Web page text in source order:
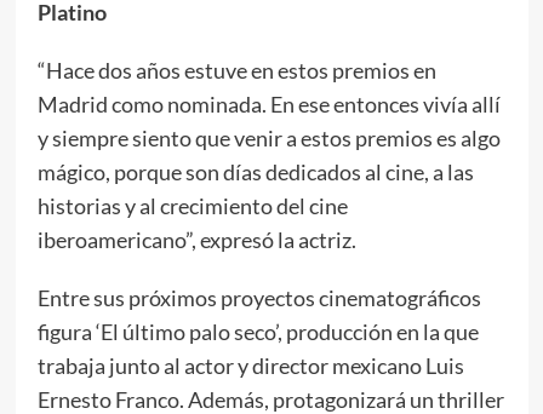
Platino
“Hace dos años estuve en estos premios en
Madrid como nominada. En ese entonces vivía allí
y siempre siento que venir a estos premios es algo
mágico, porque son días dedicados al cine, a las
historias y al crecimiento del cine
iberoamericano”, expresó la actriz.
Entre sus próximos proyectos cinematográficos
figura ‘El último palo seco’, producción en la que
trabaja junto al actor y director mexicano Luis
Ernesto Franco. Además, protagonizará un thriller